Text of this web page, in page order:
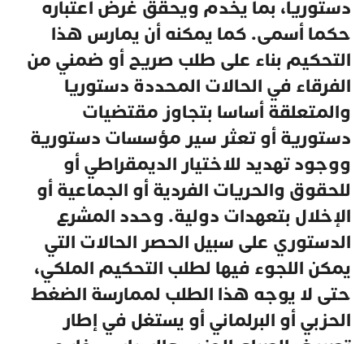
دستوريا، بما يخدم ويحقق غرض اعتباره
حكما أسمى. كما يمكنه أن يمارس هذا
التحكيم بناء على طلب صريح أو ضمني من
الفرقاء في الحالات المحددة دستوريا
والمتعلقة أساسا بتجاوز مقتضيات
دستورية أو تعثر سير مؤسسات دستورية
ووجود تهديد للاختيار الديمقراطي أو
للحقوق والحريات الفردية أو الجماعية أو
الإخلال بتعهدات دولية. وحدد المشرع
الدستوري على سبيل الحصر الحالات التي
يمكن اللجوء فيها لطلب التحكيم الملكي،
حتى لا يوجه هذا الطلب لممارسة الضغط
الحزبي أو البرلماني أو يستغل في إطار